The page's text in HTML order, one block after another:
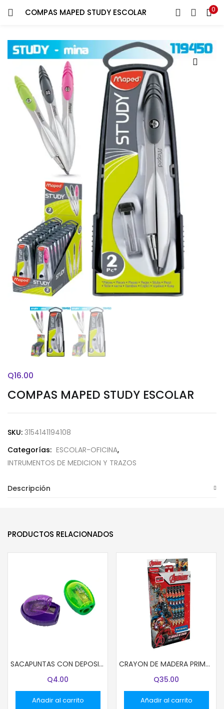
COMPAS MAPED STUDY ESCOLAR 0
ENTRAR REGISTRARSE
Introduce tu nombre de usuario y contraseña para iniciar
sesión.
Recuérdame
¿Contraseña perdida?
COMPAS MAPED STUDY ESCOLAR
Q16.00
SKU: 3154141194108
Categorías: ESCOLAR-OFICINA,
INTRUMENTOS DE MEDICION Y TRAZOS
Descripción
PRODUCTOS RELACIONADOS
SACAPUNTAS CON DEPOSITO Y-PLUS COSTA
Q4.00
Añadir al carrito
CRAYON DE MADERA PRIMAVERA 12 COL LARGO 13001 DISNEY NIÑO
Q35.00
Añadir al carrito